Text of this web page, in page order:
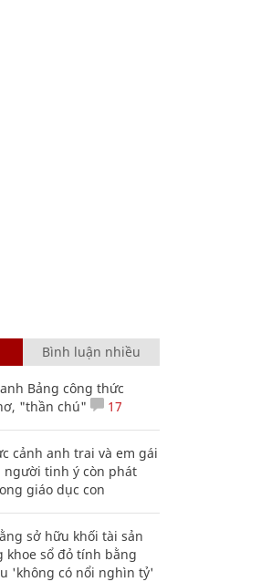
Bình luận nhiều
Bảng công thức
"thần chú"
17
cảnh anh trai và em gái
tinh ý còn phát
giáo dục con
sở hữu khối tài sản
sổ đỏ tính bằng
'không có nổi nghìn tỷ'